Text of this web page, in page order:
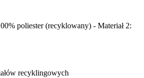
poliester (recyklowany) - Materiał 2:
recyklingowych